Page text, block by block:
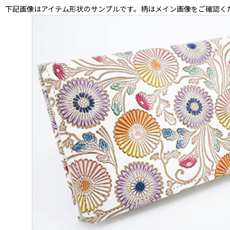
下記画像はアイテム形状のサンプルです。柄はメイン画像をご確認く